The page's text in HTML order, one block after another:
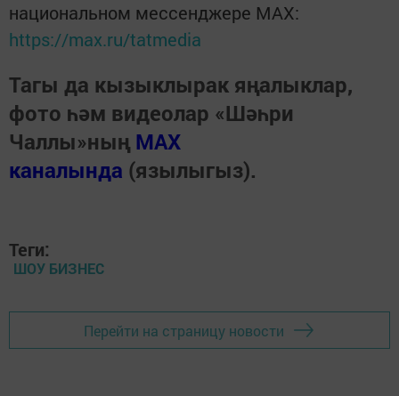
национальном мессенджере MАХ:
https://max.ru/tatmedia
Тагы да кызыклырак яңалыклар,
фото һәм видеолар «Шәһри
Чаллы»ның MAX
каналында (язылыгыз).
Теги:
ШОУ БИЗНЕС
Перейти на страницу новости